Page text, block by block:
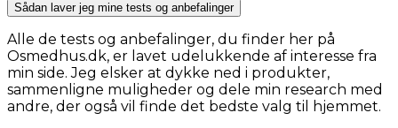
Sådan laver jeg mine tests og anbefalinger
Alle de tests og anbefalinger, du finder her på
Osmedhus.dk, er lavet udelukkende af interesse fra
min side. Jeg elsker at dykke ned i produkter,
sammenligne muligheder og dele min research med
andre, der også vil finde det bedste valg til hjemmet.